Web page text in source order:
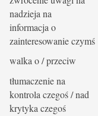
nadzieja na
informacja o
zainteresowanie czymś
walka o / przeciw
tłumaczenie na
kontrola czegoś / nad
krytyka czegoś